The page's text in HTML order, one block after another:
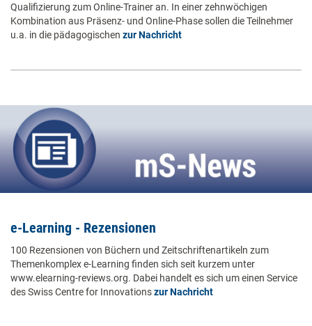
Qualifizierung zum Online-Trainer an. In einer zehnwöchigen
Kombination aus Präsenz- und Online-Phase sollen die Teilnehmer
u.a. in die pädagogischen zur Nachricht
e-Learning - Rezensionen
100 Rezensionen von Büchern und Zeitschriftenartikeln zum
Themenkomplex e-Learning finden sich seit kurzem unter
www.elearning-reviews.org. Dabei handelt es sich um einen Service
des Swiss Centre for Innovationszur Nachricht